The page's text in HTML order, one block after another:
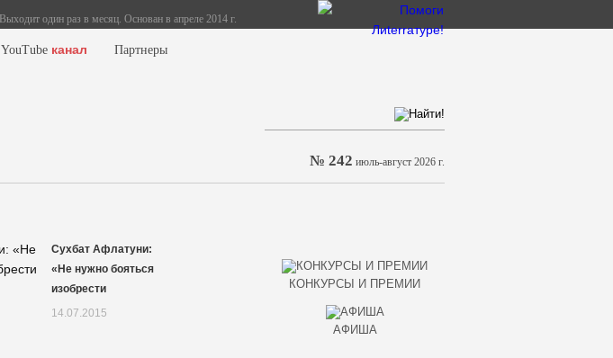
Выходит один раз в месяц. Основан в апреле 2014 г.
YouTube канал Партнеры
№ 242 июль-август 2026 г.
Сухбат Афлатуни:
«Не нужно бояться
изобрести
14.07.2015
КОНКУРСЫ И ПРЕМИИ
АФИША